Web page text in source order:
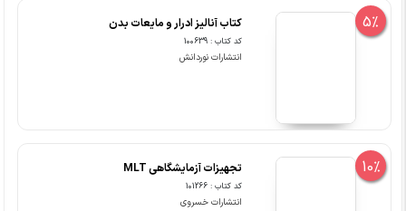
5% کتاب آنالیز ادرار و مایعات بدن
کد کتاب : 100639
انتشارات نوردانش
10% تجهیزات آزمایشگاهی MLT
کد کتاب : 101266
انتشارات خسروی